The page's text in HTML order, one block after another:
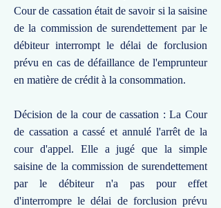
Cour de cassation était de savoir si la saisine
de la commission de surendettement par le
débiteur interrompt le délai de forclusion
prévu en cas de défaillance de l'emprunteur
en matière de crédit à la consommation.
Décision de la cour de cassation : La Cour
de cassation a cassé et annulé l'arrêt de la
cour d'appel. Elle a jugé que la simple
saisine de la commission de surendettement
par le débiteur n'a pas pour effet
d'interrompre le délai de forclusion prévu